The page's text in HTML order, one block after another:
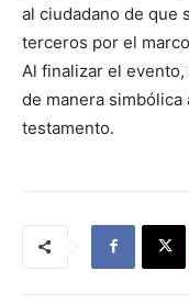
al ciudadano de que
terceros por el
Al finalizar el
de manera simbólica
testamento.